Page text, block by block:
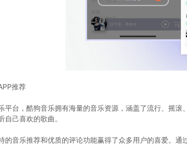
推荐
平台，酷狗音乐拥有海量的音乐资源，涵盖了流行、摇
自己喜欢的歌曲。
的音乐推荐和优质的评论功能赢得了众多用户的喜爱。